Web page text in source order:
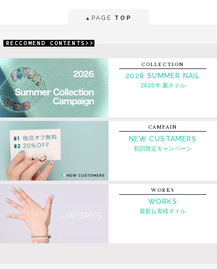
▲ PAGE TOP
RECCOMEND CONTENTS>>
COLLECTION
2026 SUMMER NAIL
2026年 夏ネイル
CAMPAIN
NEW CUSTAMERS
初回限定キャンペーン
WORKS
WORKS
最新お客様ネイル